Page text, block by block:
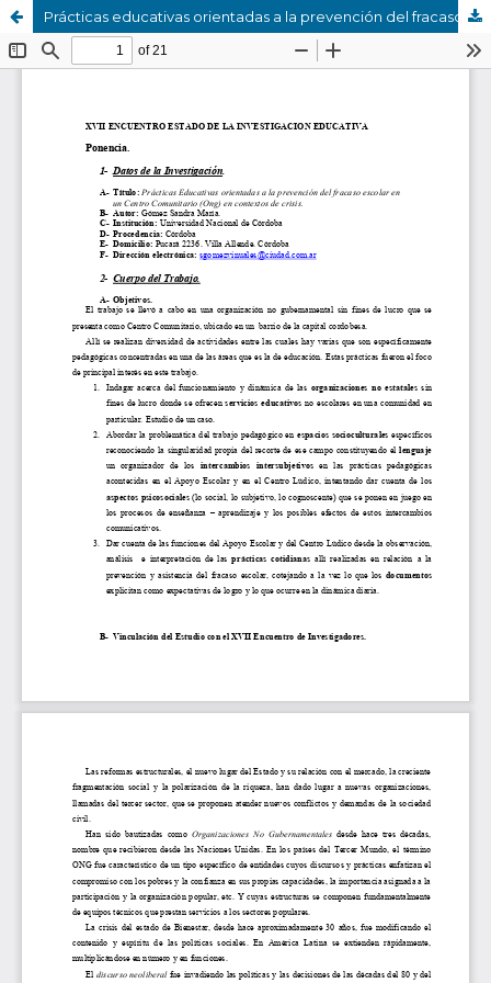
Prácticas educativas orientadas a la prevención del fracaso escolar en un centro comunitario (ONG) en contextos de crisis